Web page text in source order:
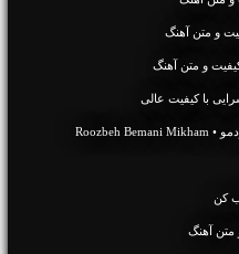
با کیفیت عالی
دانلود آهنگ روزبه بمانی میخوام ببخشم خودمو • Roozbeh Bemani Mikham
کن
متن آهنگ